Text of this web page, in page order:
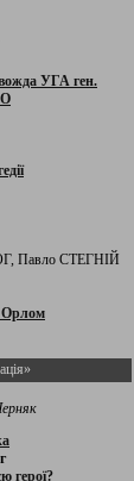
УГА ген.
Павло СТЕГНІЙ
Орлом
герої?